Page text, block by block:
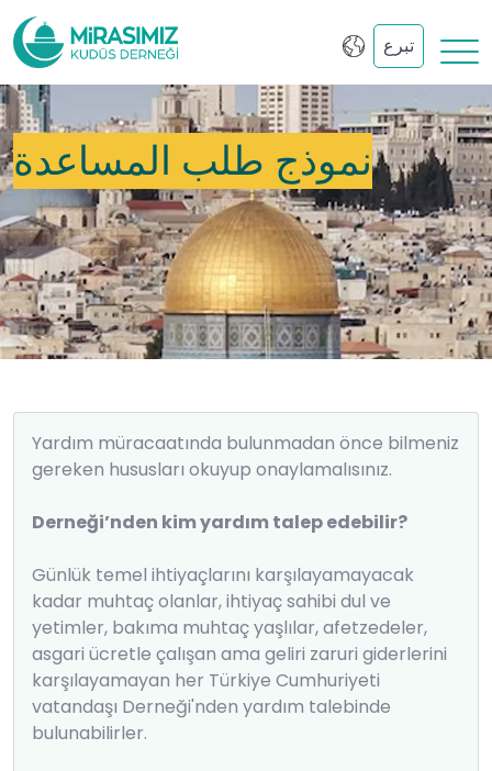
تبرع
نموذج طلب المساعدة
Yardım müracaatında bulunmadan önce bilmeniz
gereken hususları okuyup onaylamalısınız.
Derneği’nden kim yardım talep edebilir?
Günlük temel ihtiyaçlarını karşılayamayacak
kadar muhtaç olanlar, ihtiyaç sahibi dul ve
yetimler, bakıma muhtaç yaşlılar, afetzedeler,
asgari ücretle çalışan ama geliri zaruri giderlerini
karşılayamayan her Türkiye Cumhuriyeti
vatandaşı Derneği'nden yardım talebinde
bulunabilirler.